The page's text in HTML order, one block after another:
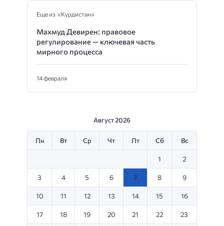
Еще из «Курдистан»
Махмуд Девирен: правовое
регулирование — ключевая часть
мирного процесса
14 февраля
Август 2026
Пн Вт Ср Чт Пт Сб Вс
1 2
3 4 5 6 7 8 9
10 11 12 13 14 15 16
17 18 19 20 21 22 23